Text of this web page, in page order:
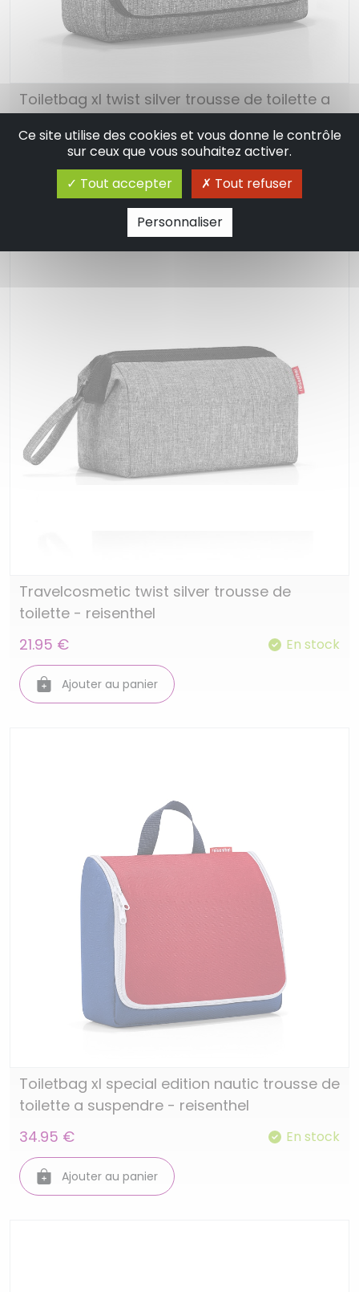
Toiletbag xl twist silver trousse de toilette a
37.95 €
En stock
Ajouter au panier
Travelcosmetic twist silver trousse de
toilette - reisenthel
21.95 €
En stock
Ajouter au panier
Toiletbag xl special edition nautic trousse de
toilette a suspendre - reisenthel
34.95 €
En stock
Ajouter au panier
Ce site utilise des cookies et vous donne le contrôle
sur ceux que vous souhaitez activer.
Tout accepter
Tout refuser
Personnaliser